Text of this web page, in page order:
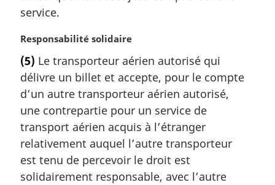
service.
N
t
e
m
a
g
i
n
a
Responsabilité solidaire
(5) Le transporteur aérien autorisé qui
délivre un billet et accepte, pour le compte
d’un autre transporteur aérien autorisé,
une contrepartie pour un service de
transport aérien acquis à l’étranger
relativement auquel l’autre transporteur
est tenu de percevoir le droit est
solidairement responsable, avec l’autre